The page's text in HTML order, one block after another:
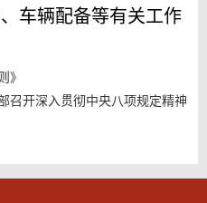
车辆配备等有关工作
》
召开深入贯彻中央八项规定精神